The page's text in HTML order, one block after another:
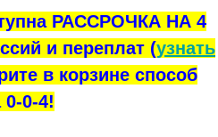
РАССРОЧКА НА 4
и переплат (узнать
в корзине способ
0-4!